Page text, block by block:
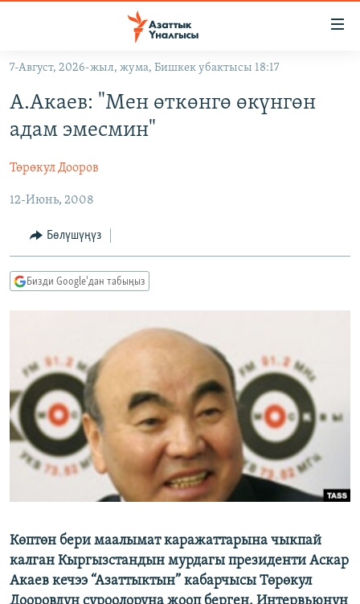
Навигацияга
өтүңүз
салыңыз
САЯСАТ
ЭКОНОМИКА
МАДАНИЯТ
ДҮЙНӨ
ДҮЙНӨ
БОРБОР АЗИЯ
УКРАИНА
АТАЙЫН ИЛИКТӨӨ
ТВ ПРОГРАММАЛАР
БҮГҮН АЗАТТЫКТА
ЭКСПЕРТТЕР ТАЛДАЙТ
ЭЖЕ-СИҢДИЛЕР
АЗАТТЫК+
ЫҢГАЙСЫЗ СУРООЛОР
ПОДКАСТ
ӨЗГӨЧӨ ПИКИР
ОНЛАЙН ШЕРИНЕ
ЭЕ/АРнун бардык сайттары
7-Август, 2026-жыл, жума, Бишкек убактысы 18:17
А.Акаев: "Мен өткөнгө өкүнгөн
адам эмесмин"
Төрөкул Дооров
12-Июнь, 2008
Бөлүшүңүз
Бизди Google'дан табыңыз
Көптөн бери маалымат каражаттарына чыкпай
калган Кыргызстандын мурдагы президенти Аскар
Акаев кечээ “Азаттыктын” кабарчысы Төрөкул